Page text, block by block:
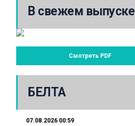
В свежем выпуске
Смотреть PDF
БЕЛТА
07.08.2026 00:59